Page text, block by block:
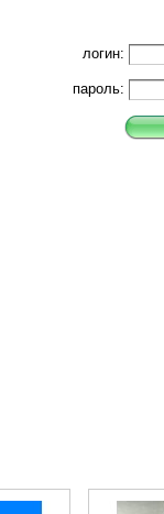
логин:
пароль: